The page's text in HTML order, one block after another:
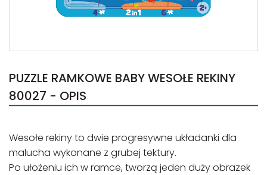
PUZZLE RAMKOWE BABY WESOŁE REKINY
80027 - OPIS
Wesołe rekiny to dwie progresywne układanki dla
malucha wykonane z grubej tektury.
Po ułożeniu ich w ramce, tworzą jeden duży obrazek